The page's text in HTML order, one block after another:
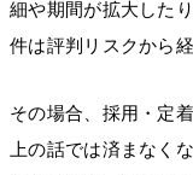
細や期間が拡大した
件は評判リスクから
その場合、採用・定
上の話では済まなく